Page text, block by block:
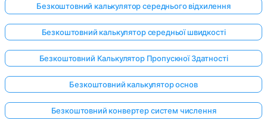
Безкоштовний калькулятор середнього відхилення
Безкоштовний калькулятор середньої швидкості
Безкоштовний Калькулятор Пропускної Здатності
Безкоштовний калькулятор основ
Безкоштовний конвертер систем числення